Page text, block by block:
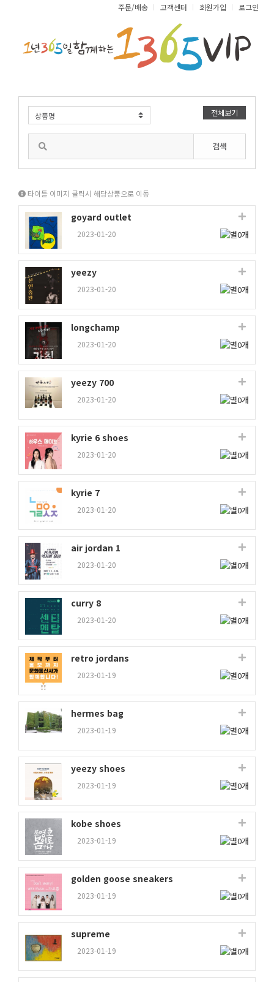
주문/배송 고객센터 회원가입 로그인
전체보기
검색
타이틀 이미지 클릭시 해당상품으로 이동
goyard outlet
2023-01-20
yeezy
2023-01-20
longchamp
2023-01-20
yeezy 700
2023-01-20
kyrie 6 shoes
2023-01-20
kyrie 7
2023-01-20
air jordan 1
2023-01-20
curry 8
2023-01-20
retro jordans
2023-01-19
hermes bag
2023-01-19
yeezy shoes
2023-01-19
kobe shoes
2023-01-19
golden goose sneakers
2023-01-19
supreme
2023-01-19